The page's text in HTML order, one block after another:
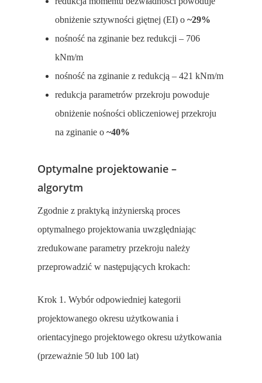
obniżenie sztywności giętnej (EI) o~29%
nośność na zginanie bez redukcji – 706
kNm/m
nośność na zginanie z redukcją – 421 kNm/m
redukcja parametrów przekroju powoduje
obniżenie nośności obliczeniowej przekroju
na zginanie o~40%
Optymalne projektowanie –
algorytm
Zgodnie z praktyką inżynierską proces
optymalnego projektowania uwzględniając
zredukowane parametry przekroju należy
przeprowadzić w następujących krokach:
Krok 1. Wybór odpowiedniej kategorii
projektowanego okresu użytkowania i
orientacyjnego projektowego okresu użytkowania
(przeważnie 50 lub 100 lat)